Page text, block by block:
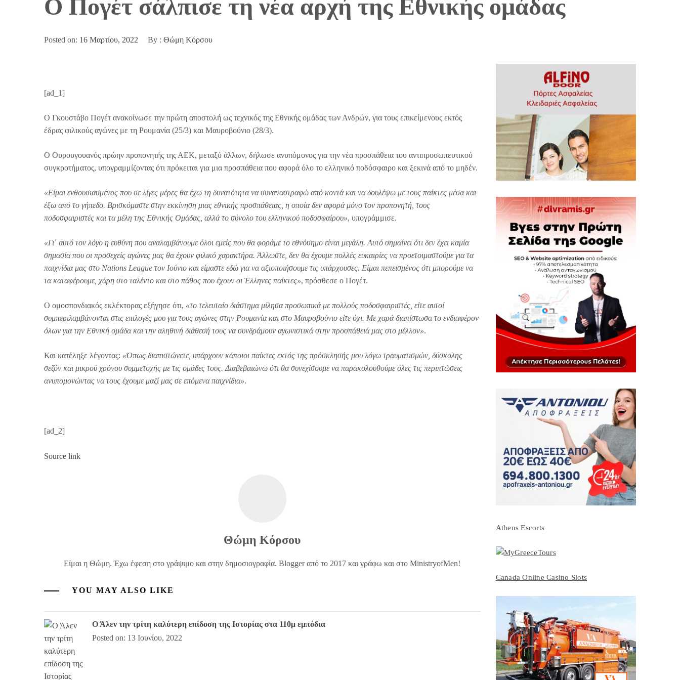
Ο Πογέτ σάλπισε τη νέα αρχή της Εθνικής ομάδας
Posted on: 16 Μαρτίου, 2022 By : Θώμη Κόρσου
[ad_1]
Ο Γκουστάβο Πογέτ ανακοίνωσε την πρώτη αποστολή ως τεχνικός της Εθνικής ομάδας των Ανδρών, για τους επικείμενους εκτός
έδρας φιλικούς αγώνες με τη Ρουμανία (25/3) και Μαυροβούνιο (28/3).
Ο Ουρουγουανός πρώην προπονητής της ΑΕΚ, μεταξύ άλλων, δήλωσε ανυπόμονος για την νέα προσπάθεια του αντιπροσωπευτικού
συγκροτήματος, υπογραμμίζοντας ότι πρόκειται για μια προσπάθεια που αφορά όλο το ελληνικό ποδόσφαιρο και ξεκινά από το μηδέν.
«Είμαι ενθουσιασμένος που σε λίγες μέρες θα έχω τη δυνατότητα να συναναστραφώ από κοντά και να δουλέψω με τους παίκτες μέσα και
έξω από το γήπεδο. Βρισκόμαστε στην εκκίνηση μιας εθνικής προσπάθειας, η οποία δεν αφορά μόνο τον προπονητή, τους
ποδοσφαιριστές και τα μέλη της Εθνικής Ομάδας, αλλά το σύνολο του ελληνικού ποδοσφαίρου», υπογράμμισε.
«Γι΄ αυτό τον λόγο η ευθύνη που αναλαμβάνουμε όλοι εμείς που θα φοράμε το εθνόσημο είναι μεγάλη. Αυτό σημαίνει ότι δεν έχει καμία
σημασία που οι προσεχείς αγώνες μας θα έχουν φιλικό χαρακτήρα. Άλλωστε, δεν θα έχουμε πολλές ευκαιρίες να προετοιμαστούμε για τα
παιχνίδια μας στο Nations League τον Ιούνιο και είμαστε εδώ για να αξιοποιήσουμε τις υπάρχουσες. Είμαι πεπεισμένος ότι μπορούμε να
τα καταφέρουμε, χάρη στο ταλέντο και στο πάθος που έχουν οι Έλληνες παίκτες», πρόσθεσε ο Πογέτ.
Ο ομοσπονδιακός εκλέκτορας εξήγησε ότι, «το τελευταίο διάστημα μίλησα προσωπικά με πολλούς ποδοσφαιριστές, είτε αυτοί
συμπεριλαμβάνονται στις επιλογές μου για τους αγώνες στην Ρουμανία και στο Μαυροβούνιο είτε όχι. Με χαρά διαπίστωσα το ενδιαφέρον
όλων για την Εθνική ομάδα και την αληθινή διάθεσή τους να συνδράμουν αγωνιστικά στην προσπάθειά μας στο μέλλον».
Και κατέληξε λέγοντας: «Όπως διαπιστώνετε, υπάρχουν κάποιοι παίκτες εκτός της πρόσκλησής μου λόγω τραυματισμών, δύσκολης
σεζόν και μικρού χρόνου συμμετοχής με τις ομάδες τους. Διαβεβαιώνω ότι θα συνεχίσουμε να παρακολουθούμε όλες τις περιπτώσεις
ανυπομονώντας να τους έχουμε μαζί μας σε επόμενα παιχνίδια».
[ad_2]
Source link
Θώμη Κόρσου
Είμαι η Θώμη. Έχω έφεση στο γράψιμο και στην δημοσιογραφία. Blogger από το 2017 και γράφω και στο MinistryofMen!
YOU MAY ALSO LIKE
Ο Άλεν την τρίτη καλύτερη επίδοση της Ιστορίας στα 110μ εμπόδια
Posted on: 13 Ιουνίου, 2022
Athens Escorts
Canada Online Casino Slots